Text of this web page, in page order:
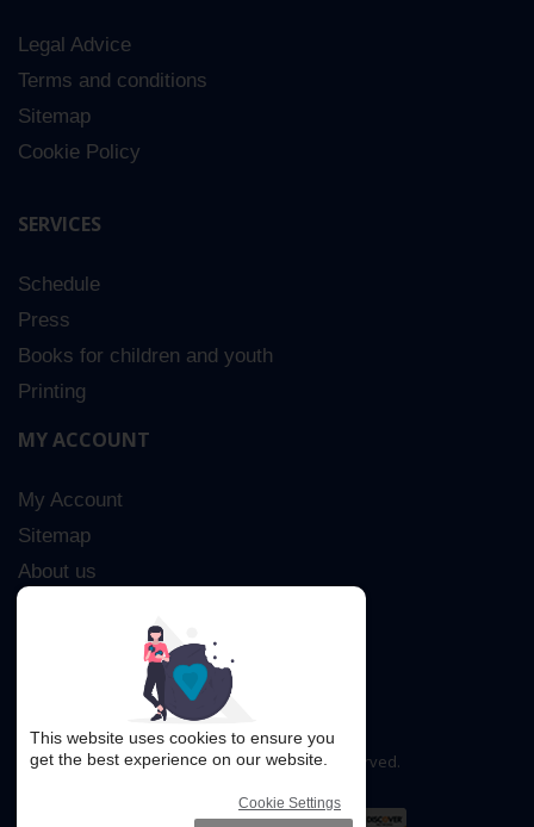
Legal Advice
Terms and conditions
Sitemap
Cookie Policy
SERVICES
Schedule
Press
Books for children and youth
Printing
MY ACCOUNT
My Account
Sitemap
About us
Copyright © 2016. All rights reserved.
This website uses cookies to ensure you
get the best experience on our website.
Cookie Settings